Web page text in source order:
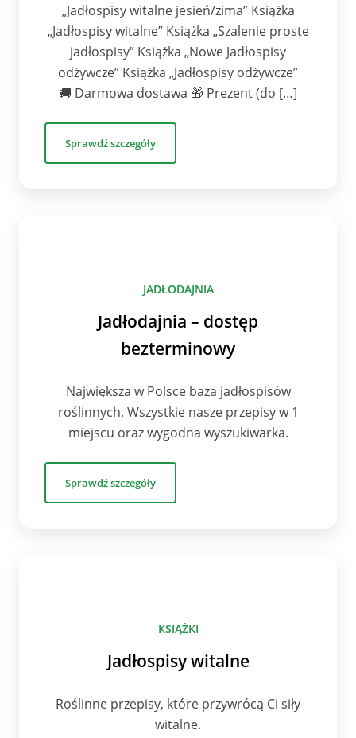
„Jadłospisy witalne jesień/zima” Książka
„Jadłospisy witalne” Książka „Szalenie proste
jadłospisy” Książka „Nowe Jadłospisy
odżywcze” Książka „Jadłospisy odżywcze”
🚚 Darmowa dostawa 🎁 Prezent (do […]
Sprawdź szczegóły
JADŁODAJNIA
Jadłodajnia – dostęp
bezterminowy
Największa w Polsce baza jadłospisów
roślinnych. Wszystkie nasze przepisy w 1
miejscu oraz wygodna wyszukiwarka.
Sprawdź szczegóły
KSIĄŻKI
Jadłospisy witalne
Roślinne przepisy, które przywrócą Ci siły
witalne.